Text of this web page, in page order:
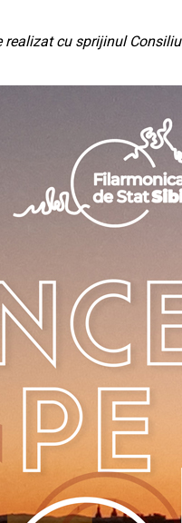
realizat cu sprijinul